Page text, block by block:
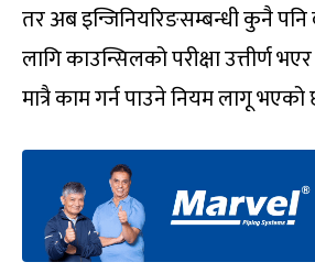
तर अब इन्जिनियरिङसम्बन्धी कुनै पनि
लागि काउन्सिलको परीक्षा उत्तीर्ण
मात्रै काम गर्न पाउने नियम लागू भएको